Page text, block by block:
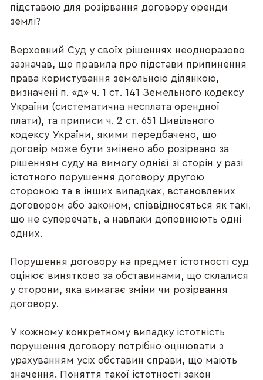
підставою для розірвання договору оренди
землі?
Верховний Суд у своїх рішеннях неодноразово
зазначав, що правила про підстави припинення
права користування земельною ділянкою,
визначені п. «д» ч. 1 ст. 141 Земельного кодексу
України (систематична несплата орендної
плати), та приписи ч. 2 ст. 651 Цивільного
кодексу України, якими передбачено, що
договір може бути змінено або розірвано за
рішенням суду на вимогу однієї зі сторін у разі
істотного порушення договору другою
стороною та в інших випадках, встановлених
договором або законом, співвідносяться як такі,
що не суперечать, а навпаки доповнюють одні
одних.
Порушення договору на предмет істотності суд
оцінює винятково за обставинами, що склалися
у сторони, яка вимагає зміни чи розірвання
договору.
У кожному конкретному випадку істотність
порушення договору потрібно оцінювати з
урахуванням усіх обставин справи, що мають
значення. Поняття такої істотності закон